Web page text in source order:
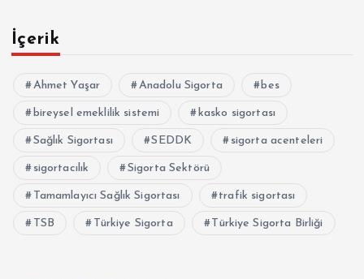
İçerik
Ahmet Yaşar Anadolu Sigorta bes
bireysel emeklilik sistemi kasko sigortası
Sağlık Sigortası SEDDK sigorta acenteleri
sigortacılık Sigorta Sektörü
Tamamlayıcı Sağlık Sigortası trafik sigortası
TSB Türkiye Sigorta Türkiye Sigorta Birliği